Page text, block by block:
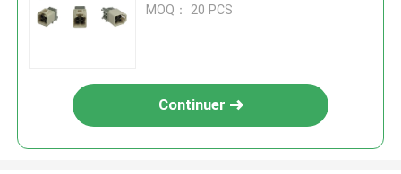
MOQ： 20 PCS
Continuer